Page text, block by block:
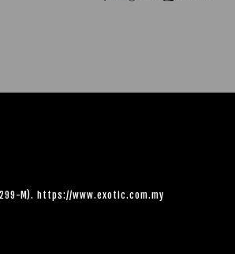
M). https://www.exotic.com.my